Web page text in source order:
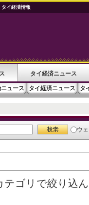
イ経済情報
タイ経済ニュース
ュース タイ経済ニュース タ
ウ
ゴリで絞り込